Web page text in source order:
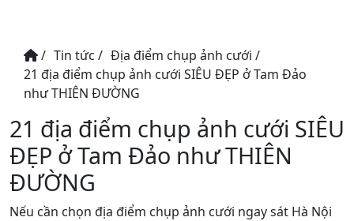
/ Tin tức / Địa điểm chụp ảnh cưới /
21 địa điểm chụp ảnh cưới SIÊU ĐẸP ở Tam Đảo
như THIÊN ĐƯỜNG
21 địa điểm chụp ảnh cưới SIÊU
ĐẸP ở Tam Đảo như THIÊN
ĐƯỜNG
Nếu cần chọn địa điểm chụp ảnh cưới ngay sát Hà Nội